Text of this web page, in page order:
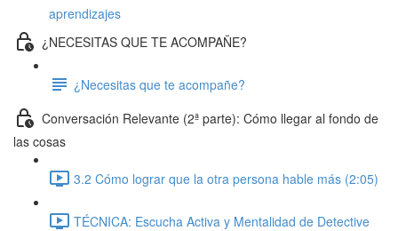
aprendizajes
¿NECESITAS QUE TE ACOMPAÑE?
¿Necesitas que te acompañe?
Conversación Relevante (2ª parte): Cómo llegar al fondo de
las cosas
3.2 Cómo lograr que la otra persona hable más (2:05)
TÉCNICA: Escucha Activa y Mentalidad de Detective